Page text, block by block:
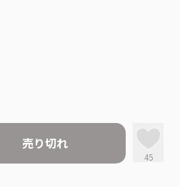
売り切れ
45